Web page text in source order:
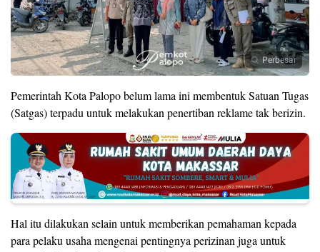
Perbesar
Pemerintah Kota Palopo belum lama ini membentuk Satuan Tugas
(Satgas) terpadu untuk melakukan penertiban reklame tak berizin.
Hal itu dilakukan selain untuk memberikan pemahaman kepada
para pelaku usaha mengenai pentingnya perizinan juga untuk